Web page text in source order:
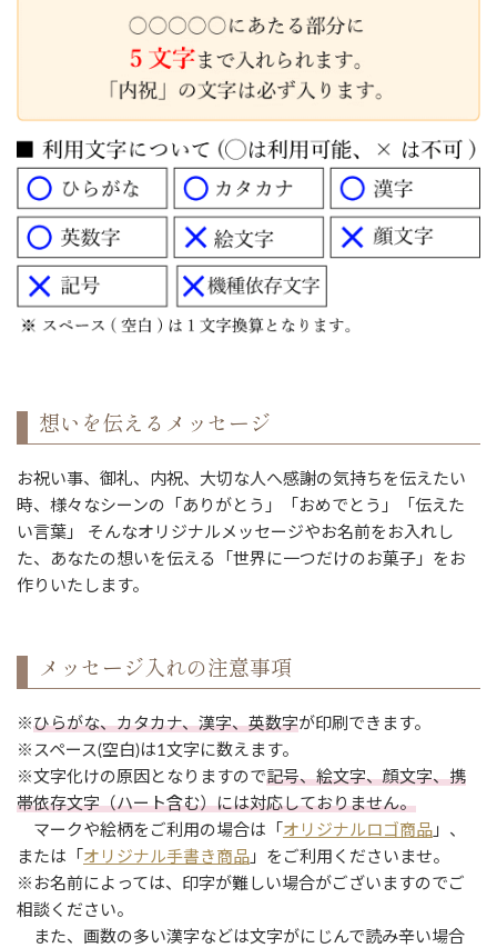
想いを伝えるメッセージ
お祝い事、御礼、内祝、大切な人へ感謝の気持ちを伝えたい
時、様々なシーンの「ありがとう」「おめでとう」「伝えた
い言葉」 そんなオリジナルメッセージやお名前をお入れし
た、あなたの想いを伝える「世界に一つだけのお菓子」をお
作りいたします。
メッセージ入れの注意事項
※ひらがな、カタカナ、漢字、英数字が印刷できます。
※スペース(空白)は1文字に数えます。
※文字化けの原因となりますので記号、絵文字、顔文字、携
帯依存文字（ハート含む）には対応しておりません。
マークや絵柄をご利用の場合は「 オリジナルロゴ商品 」、
または「 オリジナル手書き商品 」をご利用くださいませ。
※お名前によっては、印字が難しい場合がございますのでご
相談ください。
また、画数の多い漢字などは文字がにじんで読み辛い場合